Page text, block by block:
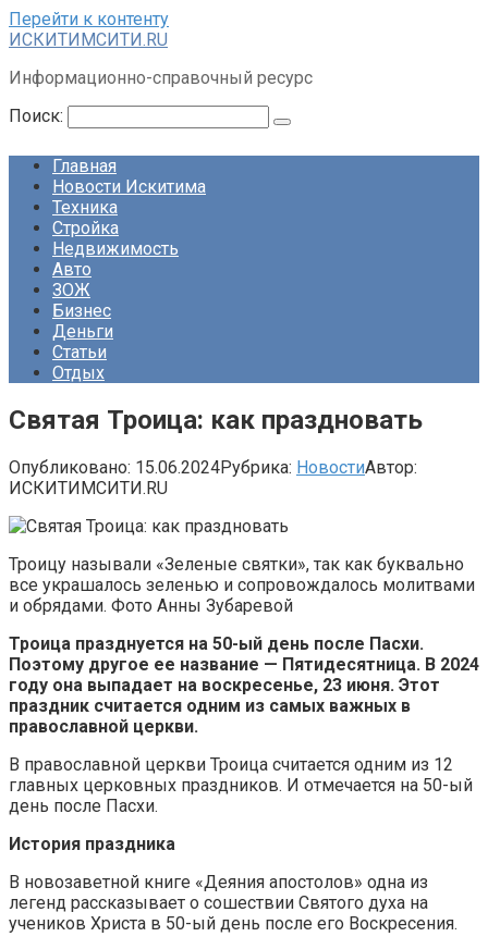
Перейти к контенту
ИСКИТИМСИТИ.RU
Информационно-справочный ресурс
Поиск:
Главная
Новости Искитима
Техника
Стройка
Недвижимость
Авто
ЗОЖ
Бизнес
Деньги
Статьи
Отдых
Святая Троица: как праздновать
Опубликовано: 15.06.2024Рубрика: НовостиАвтор:
ИСКИТИМСИТИ.RU
Троицу называли «Зеленые святки», так как буквально
все украшалось зеленью и сопровождалось молитвами
и обрядами. Фото Анны Зубаревой
Троица празднуется на 50-ый день после Пасхи.
Поэтому другое ее название — Пятидесятница. В 2024
году она выпадает на воскресенье, 23 июня. Этот
праздник считается одним из самых важных в
православной церкви.
В православной церкви Троица считается одним из 12
главных церковных праздников. И отмечается на 50-ый
день после Пасхи.
История праздника
В новозаветной книге «Деяния апостолов» одна из
легенд рассказывает о сошествии Святого духа на
учеников Христа в 50-ый день после его Воскресения.